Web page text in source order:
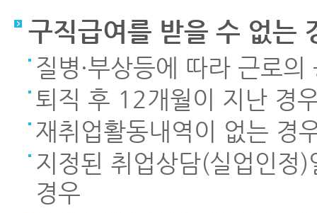
구직급여를 받을 수 없는
질병·부상등에 따라 근로
퇴직 후 12개월이 지난 경
재취업활동내역이 없는 경
지정된 취업상담(실업인정
경우